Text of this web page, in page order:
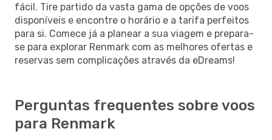
fácil. Tire partido da vasta gama de opções de voos
disponíveis e encontre o horário e a tarifa perfeitos
para si. Comece já a planear a sua viagem e prepara-
se para explorar Renmark com as melhores ofertas e
reservas sem complicações através da eDreams!
Perguntas frequentes sobre voos
para Renmark